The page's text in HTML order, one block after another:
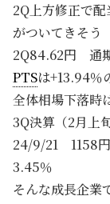
2Q上方修正で
がついてきそう
2Q84.62円 通
PTSは+13.94％
全体相場下落時
3Q決算（2月上
24/9/21 1158
3.45％
そんな成長企業